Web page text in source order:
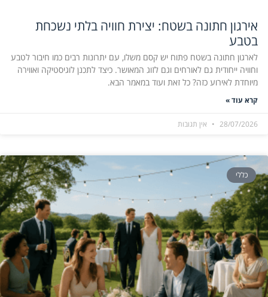
אירגון חתונה בשטח: יצירת חוויה בלתי נשכחת
בטבע
לארגון חתונה בשטח פתוח יש קסם משלו, עם יתרונות רבים כמו חיבור לטבע
וחוויה ייחודית גם לאורחים וגם לזוג המאושר. כיצד לתכנן לוגיסטיקה ואווירה
מיוחדת לאירוע כזה? כל זאת ועוד במאמר הבא.
קרא עוד »
28/07/2026 אין תגובות
כללי